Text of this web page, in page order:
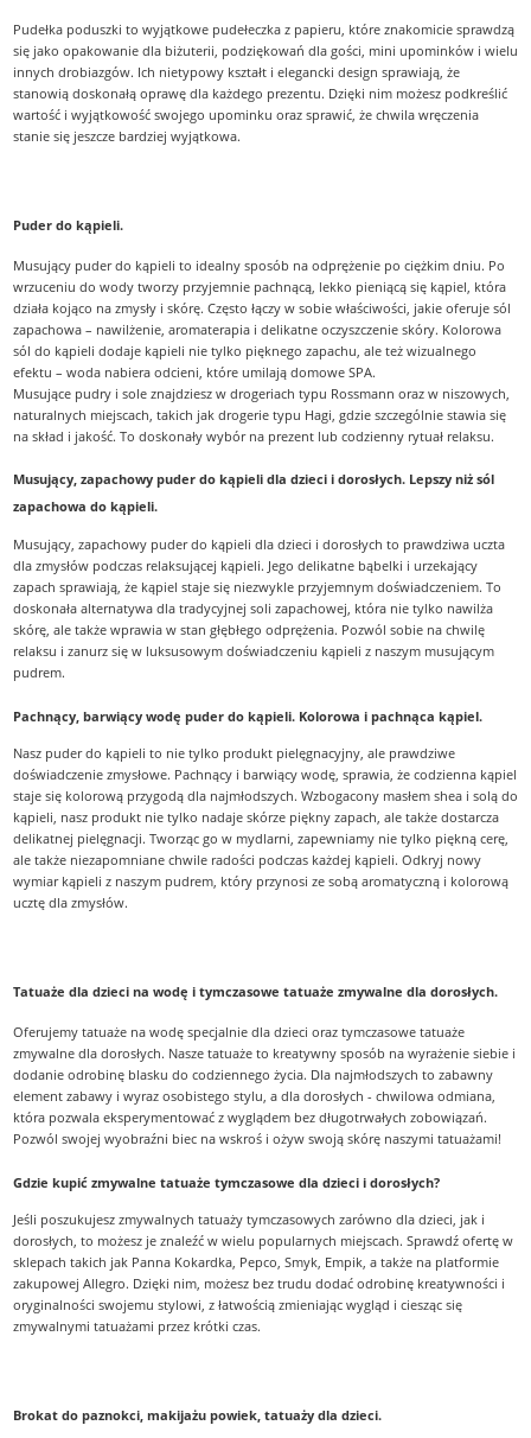
Pudełka poduszki to wyjątkowe pudełeczka z papieru, które znakomicie sprawdzą
się jako opakowanie dla biżuterii, podziękowań dla gości, mini upominków i wielu
innych drobiazgów. Ich nietypowy kształt i elegancki design sprawiają, że
stanowią doskonałą oprawę dla każdego prezentu. Dzięki nim możesz podkreślić
wartość i wyjątkowość swojego upominku oraz sprawić, że chwila wręczenia
stanie się jeszcze bardziej wyjątkowa.
Puder do kąpieli.
Musujący puder do kąpieli to idealny sposób na odprężenie po ciężkim dniu. Po
wrzuceniu do wody tworzy przyjemnie pachnącą, lekko pieniącą się kąpiel, która
działa kojąco na zmysły i skórę. Często łączy w sobie właściwości, jakie oferuje sól
zapachowa – nawilżenie, aromaterapia i delikatne oczyszczenie skóry. Kolorowa
sól do kąpieli dodaje kąpieli nie tylko pięknego zapachu, ale też wizualnego
efektu – woda nabiera odcieni, które umilają domowe SPA.
Musujące pudry i sole znajdziesz w drogeriach typu Rossmann oraz w niszowych,
naturalnych miejscach, takich jak drogerie typu Hagi, gdzie szczególnie stawia się
na skład i jakość. To doskonały wybór na prezent lub codzienny rytuał relaksu.
Musujący, zapachowy puder do kąpieli dla dzieci i dorosłych. Lepszy niż sól
zapachowa do kąpieli.
Musujący, zapachowy puder do kąpieli dla dzieci i dorosłych to prawdziwa uczta
dla zmysłów podczas relaksującej kąpieli. Jego delikatne bąbelki i urzekający
zapach sprawiają, że kąpiel staje się niezwykle przyjemnym doświadczeniem. To
doskonała alternatywa dla tradycyjnej soli zapachowej, która nie tylko nawilża
skórę, ale także wprawia w stan głębłego odprężenia. Pozwól sobie na chwilę
relaksu i zanurz się w luksusowym doświadczeniu kąpieli z naszym musującym
pudrem.
Pachnący, barwiący wodę puder do kąpieli. Kolorowa i pachnąca kąpiel.
Nasz puder do kąpieli to nie tylko produkt pielęgnacyjny, ale prawdziwe
doświadczenie zmysłowe. Pachnący i barwiący wodę, sprawia, że codzienna kąpiel
staje się kolorową przygodą dla najmłodszych. Wzbogacony masłem shea i solą do
kąpieli, nasz produkt nie tylko nadaje skórze piękny zapach, ale także dostarcza
delikatnej pielęgnacji. Tworząc go w mydlarni, zapewniamy nie tylko piękną cerę,
ale także niezapomniane chwile radości podczas każdej kąpieli. Odkryj nowy
wymiar kąpieli z naszym pudrem, który przynosi ze sobą aromatyczną i kolorową
ucztę dla zmysłów.
Tatuaże dla dzieci na wodę i tymczasowe tatuaże zmywalne dla dorosłych.
Oferujemy tatuaże na wodę specjalnie dla dzieci oraz tymczasowe tatuaże
zmywalne dla dorosłych. Nasze tatuaże to kreatywny sposób na wyrażenie siebie i
dodanie odrobinę blasku do codziennego życia. Dla najmłodszych to zabawny
element zabawy i wyraz osobistego stylu, a dla dorosłych - chwilowa odmiana,
która pozwala eksperymentować z wyglądem bez długotrwałych zobowiązań.
Pozwól swojej wyobraźni biec na wskroś i ożyw swoją skórę naszymi tatuażami!
Gdzie kupić zmywalne tatuaże tymczasowe dla dzieci i dorosłych?
Jeśli poszukujesz zmywalnych tatuaży tymczasowych zarówno dla dzieci, jak i
dorosłych, to możesz je znaleźć w wielu popularnych miejscach. Sprawdź ofertę w
sklepach takich jak Panna Kokardka, Pepco, Smyk, Empik, a także na platformie
zakupowej Allegro. Dzięki nim, możesz bez trudu dodać odrobinę kreatywności i
oryginalności swojemu stylowi, z łatwością zmieniając wygląd i ciesząc się
zmywalnymi tatuażami przez krótki czas.
Brokat do paznokci, makijażu powiek, tatuaży dla dzieci.